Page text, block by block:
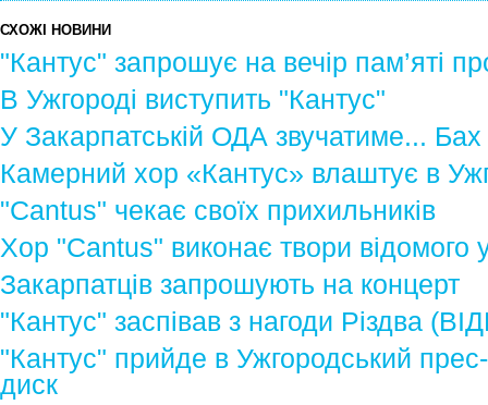
СХОЖІ НОВИНИ
"Кантус" запрошує на вечір пам’яті
В Ужгороді виступить "Кантус"
У Закарпатській ОДА звучатиме... Бах
Камерний хор «Кантус» влаштує в
"Cantus" чекає своїх прихильників
Хор "Cantus" виконає твори відомого
Закарпатців запрошують на концерт
"Кантус" заспівав з нагоди Різдва
"Кантус" прийде в Ужгородський
диск